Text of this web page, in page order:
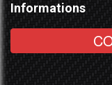
Informations